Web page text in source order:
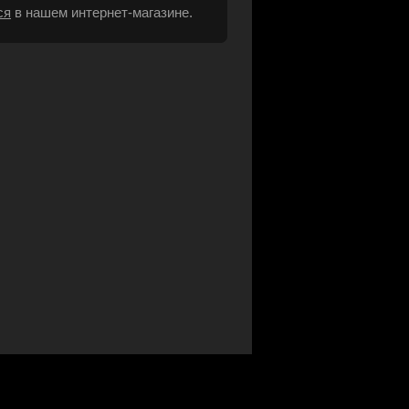
в нашем интернет-магазине.